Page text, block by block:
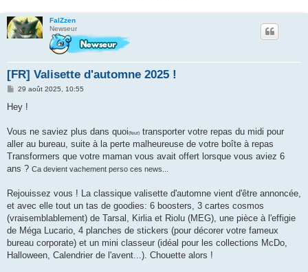
FalZzen
Newseur
[FR] Valisette d'automne 2025 !
M
s
s
g
29 août 2025, 10:55
Hey !
Vous ne saviez plus dans quoi(feur) transporter votre repas du midi pour
aller au bureau, suite à la perte malheureuse de votre boîte à repas
Transformers que votre maman vous avait offert lorsque vous aviez 6
ans ? Ca devient vachement perso ces news...
Rejouissez vous ! La classique valisette d'automne vient d'être annoncée,
et avec elle tout un tas de goodies: 6 boosters, 3 cartes cosmos
(vraisemblablement) de Tarsal, Kirlia et Riolu (MEG), une pièce à l'effigie
de Méga Lucario, 4 planches de stickers (pour décorer votre fameux
bureau corporate) et un mini classeur (idéal pour les collections McDo,
Halloween, Calendrier de l'avent...). Chouette alors !